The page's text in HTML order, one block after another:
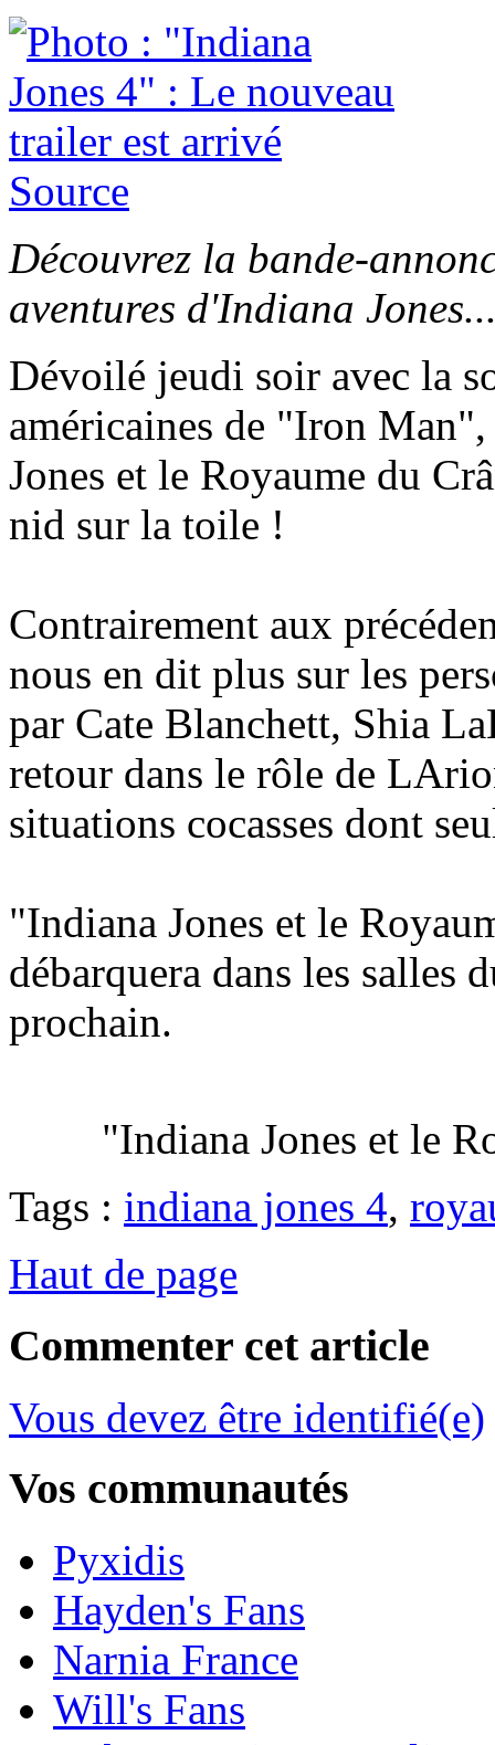
Source
Découvrez la bande-
aventures d'Indiana
Dévoilé jeudi soir avec la
américaines de "Iron
Jones et le Royaume du
nid sur la toile !
Contrairement aux
nous en dit plus sur les
par Cate Blanchett, Shia
retour dans le rôle de
situations cocasses dont
"Indiana Jones et le
débarquera dans les salles
prochain.
"Indiana Jones et le
Tags : indiana jones 4,
Haut de page
Commenter cet article
Vous devez être identifié(e)
Vos communautés
Pyxidis
Hayden's Fans
Narnia France
Will's Fans